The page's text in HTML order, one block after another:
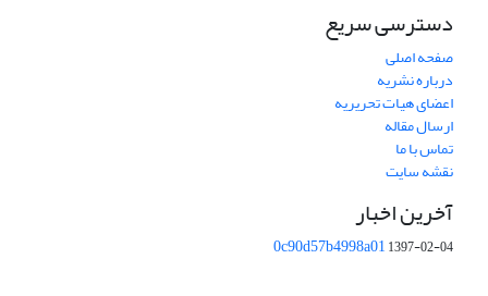
دسترسی سریع
صفحه اصلی
درباره نشریه
اعضای هیات تحریریه
ارسال مقاله
تماس با ما
نقشه سایت
آخرین اخبار
0c90d57b4998a011397-02-04